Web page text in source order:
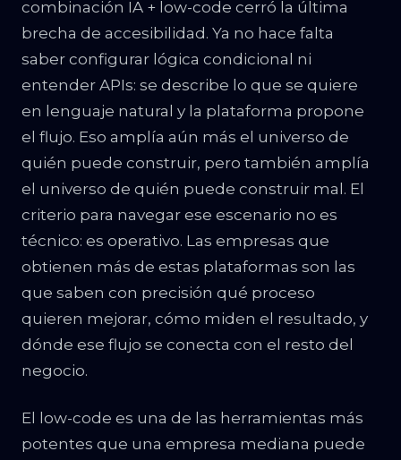
combinación IA + low-code cerró la última
brecha de accesibilidad. Ya no hace falta
saber configurar lógica condicional ni
entender APIs: se describe lo que se quiere
en lenguaje natural y la plataforma propone
el flujo. Eso amplía aún más el universo de
quién puede construir, pero también amplía
el universo de quién puede construir mal. El
criterio para navegar ese escenario no es
técnico: es operativo. Las empresas que
obtienen más de estas plataformas son las
que saben con precisión qué proceso
quieren mejorar, cómo miden el resultado, y
dónde ese flujo se conecta con el resto del
negocio.
El low-code es una de las herramientas más
potentes que una empresa mediana puede